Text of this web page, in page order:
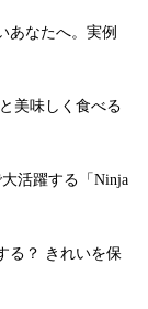
あなたへ。実例
美味しく食べる
活躍する「Ninja
る？ きれいを保